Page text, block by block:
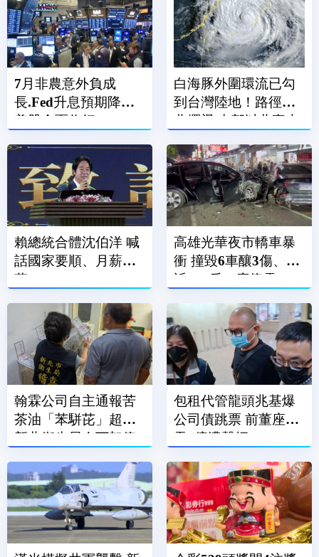
7月非農意外負成
長.Fed升息預期降溫
美股全面收紅
白海豚外圍環流已勾
到台灣陸地！路徑南
北擺盪 中部以北豪大
賴總統合體沈伯洋 喊
話國家要順、月薪破3
萬
高雄光華夜市轎車暴
衝 撞毀6車釀3傷、附
近600戶一度停電
翰霖公司自主通報苦
茶油「苯駢芘」超標
新北衛生局令下架停
包租代管龍頭兆基爆
公司債跳票 前董座涉
吞7億遭聲押